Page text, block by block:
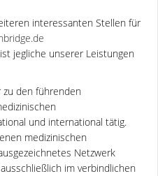
interessanten Stellen für
jegliche unserer Leistungen
zu den führenden
und international tätig.
medizinischen
Netzwerk
im verbindlichen